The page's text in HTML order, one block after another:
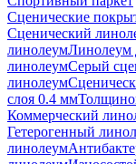
Сценические
Сценический
линолеумЛинолеум
линолеумСерый
линолеум
слоя 0.4 мм
Коммерческий
Гетерогенный
линолеум